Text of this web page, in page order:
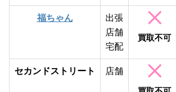
福ちゃん
出張
店舗
宅配
買取不可
セカンドストリート 店舗